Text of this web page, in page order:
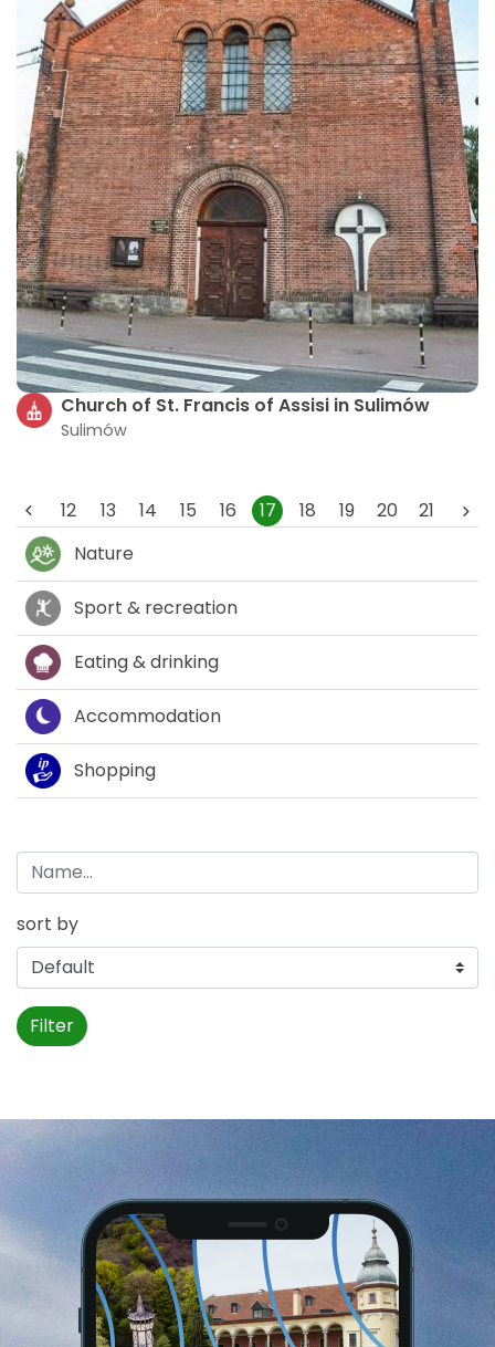
Church of St. Francis of Assisi in Sulimów
Sulimów
12 13 14 15 16 17 18 19 20
21
Nature
Sport & recreation
Eating & drinking
Accommodation
Shopping
sort by
Filter